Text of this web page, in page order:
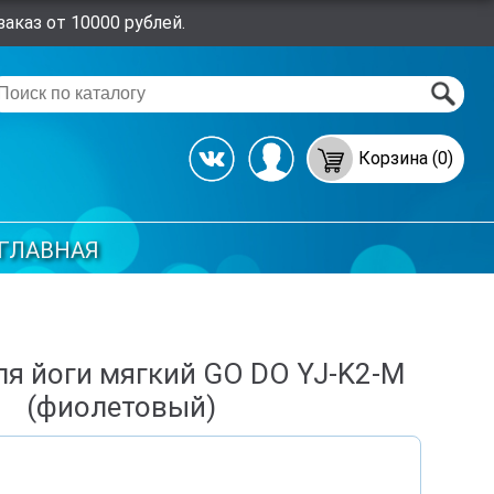
от 10000 рублей.
Корзина (0)
ГЛАВНАЯ
йоги мягкий GO DO YJ-K2-M
(фиолетовый)